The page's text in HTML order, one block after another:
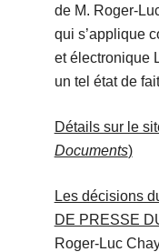
de M. Roger-
qui s’applique
et électronique
un tel état de
Détails sur le
Documents)
Les décisions
DE PRESSE
Roger-Luc